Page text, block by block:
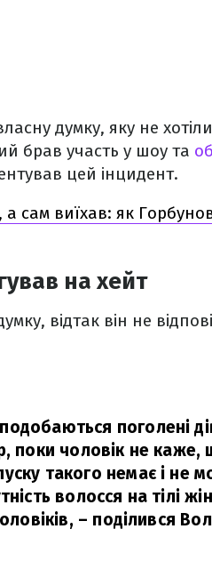
думку, яку не
брав участь у шоу та
цей інцидент.
сам виїхав: як
на хейт
відтак він не
поголені
поки чоловік не
такого немає і не
волосся на тілі
– поділився